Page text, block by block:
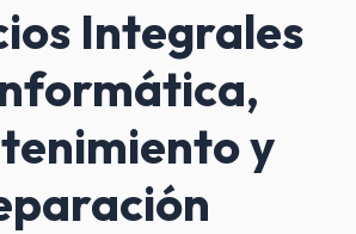
Integrales
y